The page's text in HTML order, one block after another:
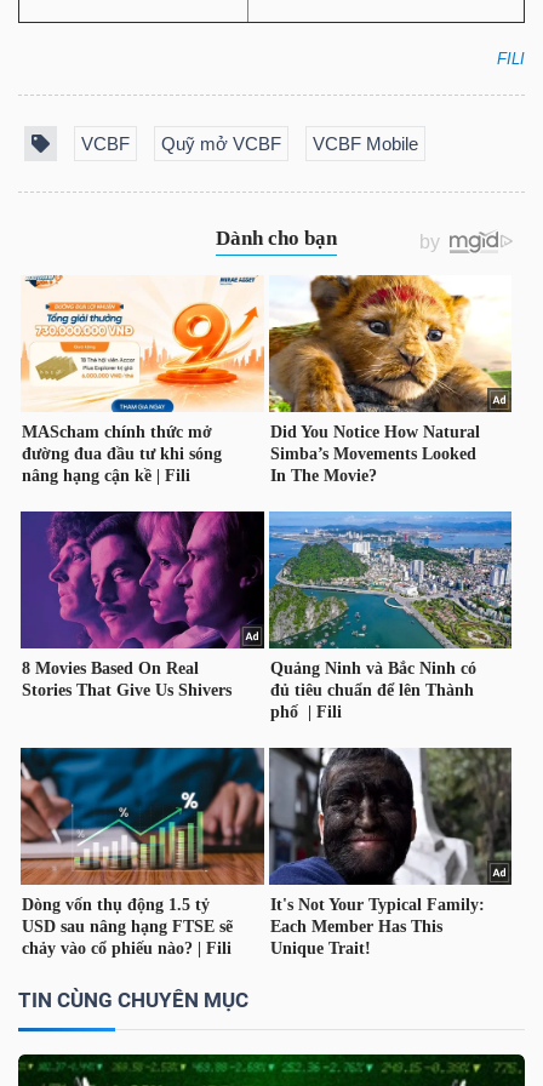
FILI
VCBF Quỹ mở VCBF VCBF Mobile
TIN CÙNG CHUYÊN MỤC
DÙNG
CHĂM
SÓC
SỨC
KHỎE
TÀI
CHÍNH
CÔNG
NGHỆ
THÔNG
TIN